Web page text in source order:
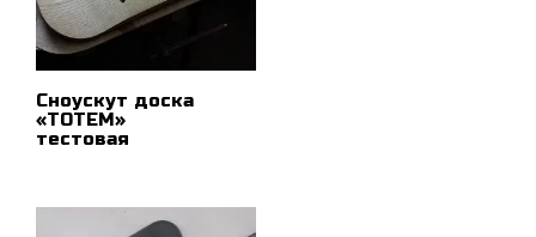
Сноускут доска
«ТОТЕМ»
тестовая
ПОДРОБНЕЕ